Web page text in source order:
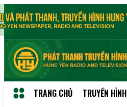
TRANG CHỦ TRUYỀN HÌNH